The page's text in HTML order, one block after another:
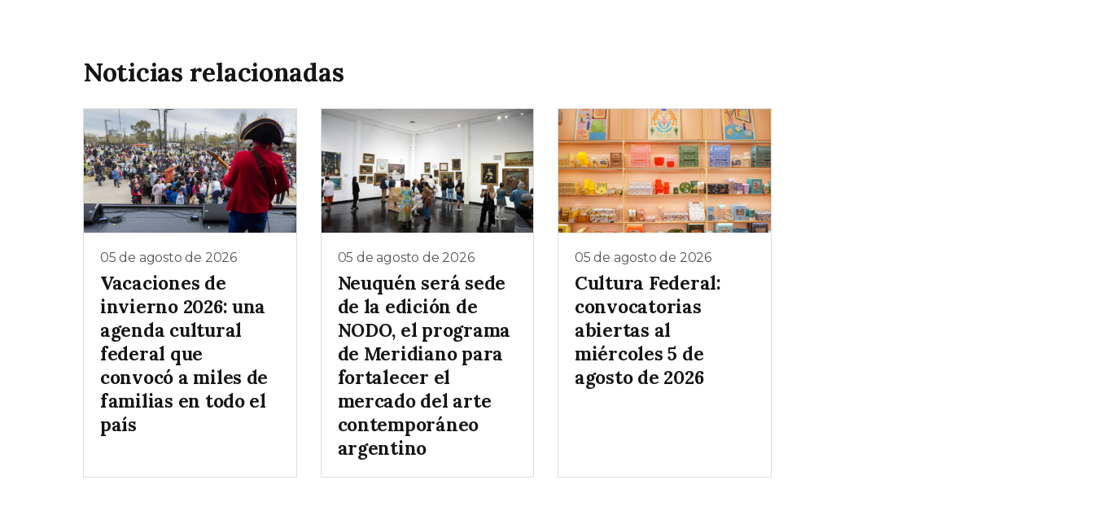
Noticias relacionadas
05 de agosto de 2026
Vacaciones de
invierno 2026: una
agenda cultural
federal que
convocó a miles de
familias en todo el
país
05 de agosto de 2026
Neuquén será sede
de la edición de
NODO, el programa
de Meridiano para
fortalecer el
mercado del arte
contemporáneo
argentino
05 de agosto de 2026
Cultura Federal:
convocatorias
abiertas al
miércoles 5 de
agosto de 2026